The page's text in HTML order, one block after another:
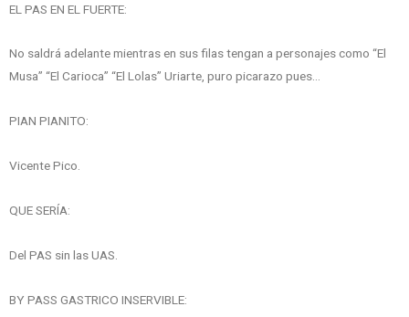
EL PAS EN EL FUERTE:
No saldrá adelante mientras en sus filas tengan a personajes como “El
Musa” “El Carioca” “El Lolas” Uriarte, puro picarazo pues…
PIAN PIANITO:
Vicente Pico.
QUE SERÍA:
Del PAS sin las UAS.
BY PASS GASTRICO INSERVIBLE: